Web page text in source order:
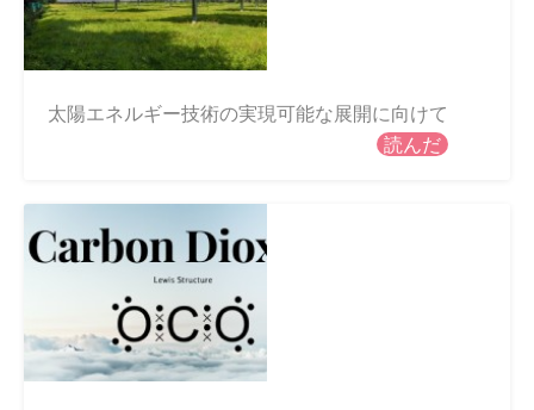
太陽エネルギー技術の実現可能な展開に向けて
読んだ